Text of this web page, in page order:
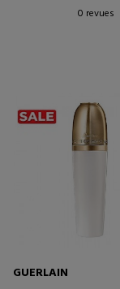
0 revues
GUERLAIN